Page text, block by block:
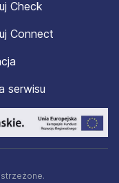
Check
Connect
serwisu